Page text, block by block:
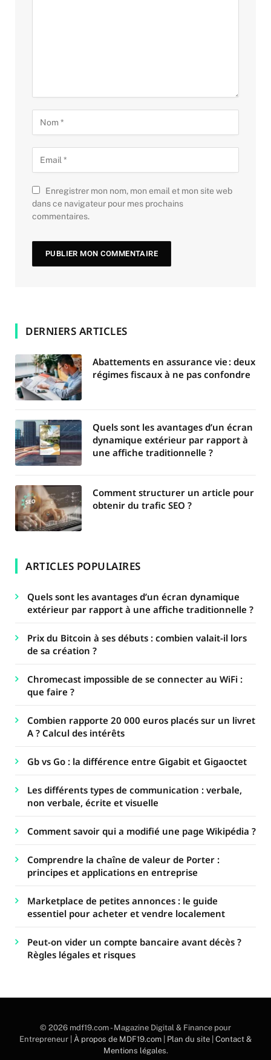
Enregistrer mon nom, mon email et mon site web
dans ce navigateur pour mes prochains
commentaires.
DERNIERS ARTICLES
Abattements en assurance vie : deux
régimes fiscaux à ne pas confondre
Quels sont les avantages d’un écran
dynamique extérieur par rapport à
une affiche traditionnelle ?
Comment structurer un article pour
obtenir du trafic SEO ?
ARTICLES POPULAIRES
Quels sont les avantages d’un écran dynamique
extérieur par rapport à une affiche traditionnelle ?
Prix du Bitcoin à ses débuts : combien valait-il lors
de sa création ?
Chromecast impossible de se connecter au WiFi :
que faire ?
Combien rapporte 20 000 euros placés sur un livret
A ? Calcul des intérêts
Gb vs Go : la différence entre Gigabit et Gigaoctet
Les différents types de communication : verbale,
non verbale, écrite et visuelle
Comment savoir qui a modifié une page Wikipédia ?
Comprendre la chaîne de valeur de Porter :
principes et applications en entreprise
Marketplace de petites annonces : le guide
essentiel pour acheter et vendre localement
Peut-on vider un compte bancaire avant décès ?
Règles légales et risques
© 2026 mdf19.com - Magazine Digital & Finance pour
Entrepreneur | À propos de MDF19.com | Plan du site | Contact &
Mentions légales.